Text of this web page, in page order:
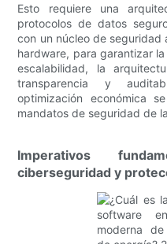
Esto requiere una
protocolos de datos
con un núcleo de
hardware, para garantizar
escalabilidad, la
transparencia y
optimización económica
mandatos de seguridad de
Imperativos
ciberseguridad y